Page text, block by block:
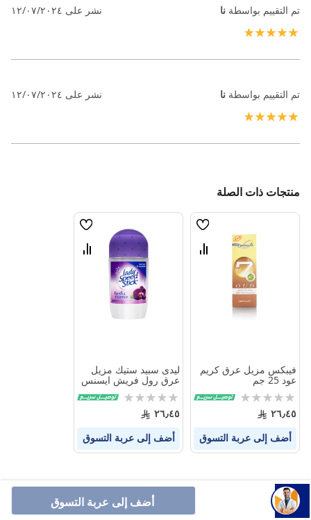
أضف إلى عربة التسوق
تم التقييم بواسطة نا نشر على ١٢/٠٧/٢٠٢٤
تم التقييم بواسطة نا نشر على ١٢/٠٧/٢٠٢٤
منتجات ذات الصلة
قائمة
قارن
فيبكس مزيل عرق كريم
عود 25 جم
Rating:
0%
٢٦٫٤٥
أضف إلى عربة التسوق
قائمة
قارن
ليدى سبيد ستيك مزيل
عرق رول فريش ايسنس
50 مل
Rating:
0%
٢٦٫٤٥
أضف إلى عربة التسوق